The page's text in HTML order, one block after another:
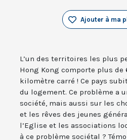
Ajouter à ma
L’un des territoires les plus
Hong Kong comporte plus de
kilomètre carré ! Ce pays
du logement. Ce problème a
société, mais aussi sur les
et les rêves des jeunes
l’Eglise et les associations
à ce problème sociétal ?